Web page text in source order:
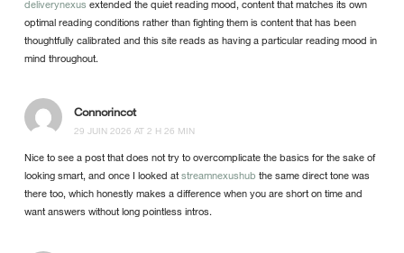
deliverynexus extended the quiet reading mood, content that matches its own
optimal reading conditions rather than fighting them is content that has been
thoughtfully calibrated and this site reads as having a particular reading mood in
mind throughout.
Connorincot
29 JUIN 2026 AT 2 H 26 MIN
Nice to see a post that does not try to overcomplicate the basics for the sake of
looking smart, and once I looked atstreamnexushub the same direct tone was
there too, which honestly makes a difference when you are short on time and
want answers without long pointless intros.